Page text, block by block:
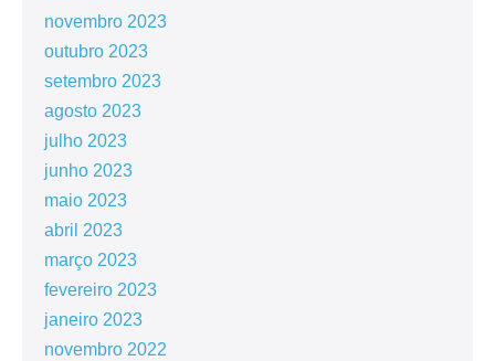
novembro 2023
outubro 2023
setembro 2023
agosto 2023
julho 2023
junho 2023
maio 2023
abril 2023
março 2023
fevereiro 2023
janeiro 2023
novembro 2022